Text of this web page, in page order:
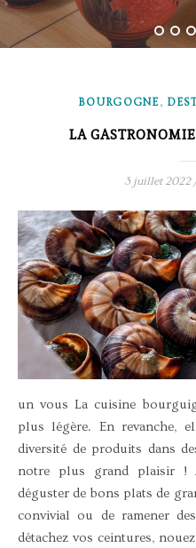
BOURGOGNE,
LA
3 juillet 2022
un vous La cuisine bourguignonne n’est pas forcément la
plus légère. En revanche,
diversité de produits dans
notre plus grand plaisir !
déguster de bons plats de
convivial ou de ramener
détachez vos ceintures,